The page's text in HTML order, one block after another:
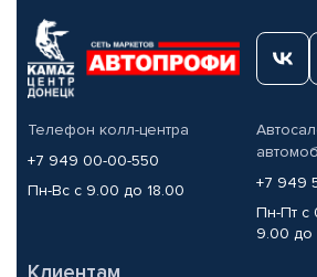
Телефон колл-центра
+7 949 00-00-550
Пн-Вс с 9.00 до 18.00
+7 949
Пн-Пт с
9.00 до